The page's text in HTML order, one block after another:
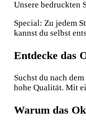
Unsere bedruckten
Special: Zu jedem
kannst du selbst
Entdecke das
Suchst du nach
hohe Qualität. Mit
Warum das